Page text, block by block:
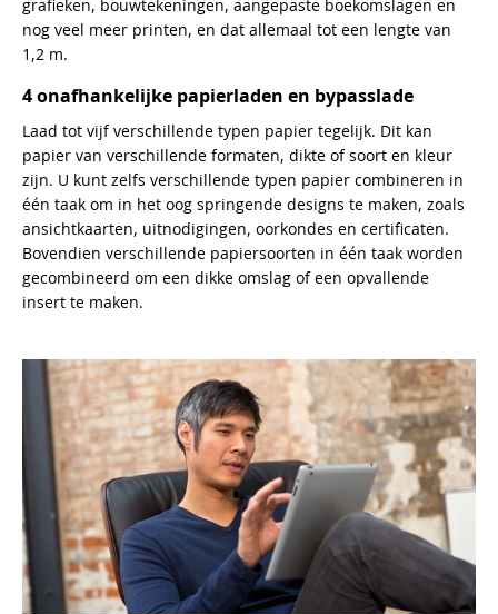
grafieken, bouwtekeningen, aangepaste boekomslagen en
nog veel meer printen, en dat allemaal tot een lengte van
1,2 m.
4 onafhankelijke papierladen en bypasslade
Laad tot vijf verschillende typen papier tegelijk. Dit kan
papier van verschillende formaten, dikte of soort en kleur
zijn. U kunt zelfs verschillende typen papier combineren in
één taak om in het oog springende designs te maken, zoals
ansichtkaarten, uitnodigingen, oorkondes en certificaten.
Bovendien verschillende papiersoorten in één taak worden
gecombineerd om een dikke omslag of een opvallende
insert te maken.